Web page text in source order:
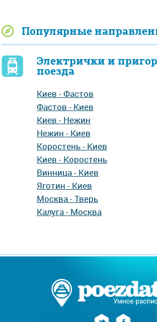
Популярные
Электрички и
поезда
Киев - Фастов
Фастов - Киев
Киев - Нежин
Нежин - Киев
Коростень - Киев
Киев - Коростень
Винница - Киев
Яготин - Киев
Москва - Тверь
Калуга - Москва